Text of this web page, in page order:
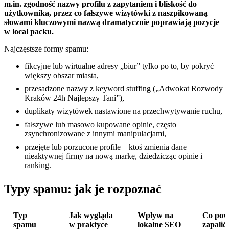
m.in. zgodność nazwy profilu z zapytaniem i bliskość do
użytkownika, przez co fałszywe wizytówki z naszpikowaną
słowami kluczowymi nazwą dramatycznie poprawiają pozycje
w local packu.
Najczęstsze formy spamu:
fikcyjne lub wirtualne adresy „biur” tylko po to, by pokryć
większy obszar miasta,
przesadzone nazwy z keyword stuffing („Adwokat Rozwody
Kraków 24h Najlepszy Tani”),
duplikaty wizytówek nastawione na przechwytywanie ruchu,
fałszywe lub masowo kupowane opinie, często
zsynchronizowane z innymi manipulacjami,
przejęte lub porzucone profile – ktoś zmienia dane
nieaktywnej firmy na nową markę, dziedzicząc opinie i
ranking.
Typy spamu: jak je rozpoznać
Typ
spamu
Jak wygląda
w praktyce
Wpływ na
lokalne SEO
Co
zapalić